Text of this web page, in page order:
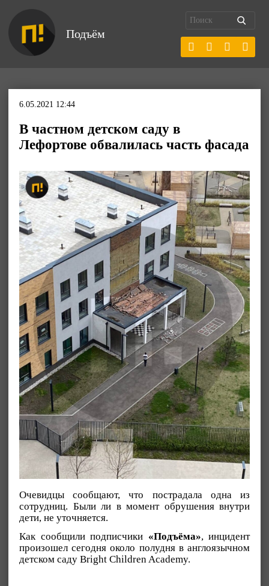
Подъём
6.05.2021 12:44
В частном детском саду в
Лефортове обвалилась часть фасада
Очевидцы сообщают, что пострадала одна из
сотрудниц. Были ли в момент обрушения внутри
дети, не уточняется.
Как сообщили подписчики «Подъёма», инцидент
произошел сегодня около полудня в англоязычном
детском саду Bright Children Academy.